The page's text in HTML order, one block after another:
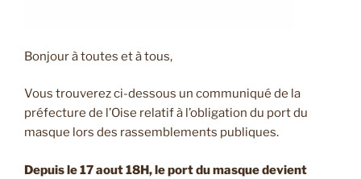
Bonjour à toutes et à tous,
Vous trouverez ci-dessous un communiqué de la
préfecture de l’Oise relatif à l’obligation du port du
masque lors des rassemblements publiques.
Depuis le 17 aout 18H, le port du masque devient